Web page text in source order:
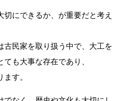
切にできるか、が重要だと考え
古民家を取り扱う中で、大工を
も大事な存在であり、
す。